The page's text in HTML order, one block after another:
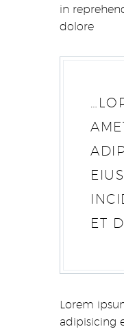
in
dolore
ET
Lorem
adipisicing